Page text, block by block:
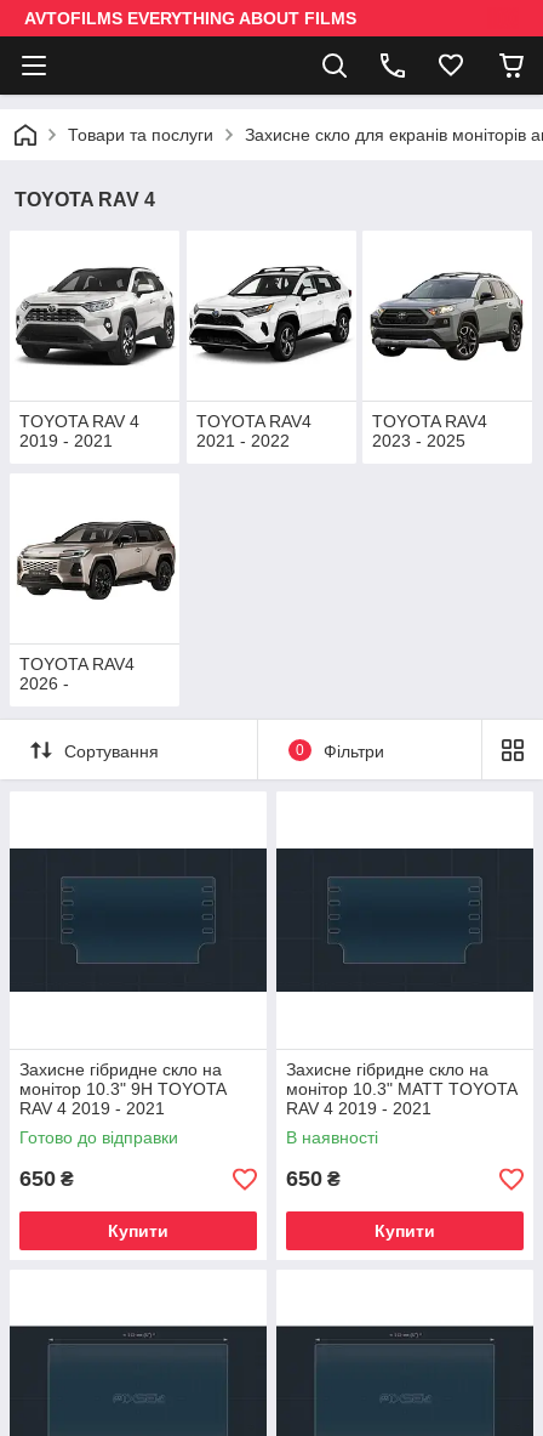
AVTOFILMS EVERYTHING ABOUT FILMS
Товари та послуги Захисне скло для екранів моніторів
TOYOTA RAV 4
TOYOTA RAV 4
2019 - 2021
TOYOTA RAV4
2021 - 2022
TOYOTA RAV4
2023 - 2025
TOYOTA RAV4
2026 -
Сортування 0 Фільтри
Захисне гібридне скло на
монітор 10.3" 9H TOYOTA
RAV 4 2019 - 2021
Готово до відправки
650 ₴
Купити
Захисне гібридне скло на
монітор 10.3" MATT TOYOTA
RAV 4 2019 - 2021
В наявності
650 ₴
Купити